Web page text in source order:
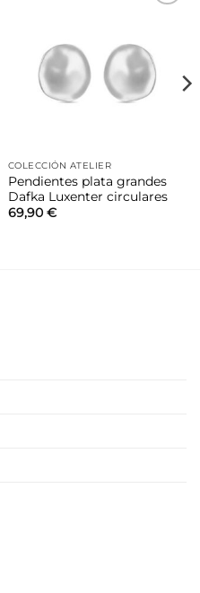
deseos
COLECCIÓN ATELIER
Pendientes plata grandes
Dafka Luxenter circulares
69,90 €